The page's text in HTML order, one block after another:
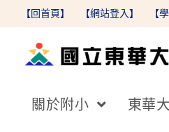
【回首頁】 【網站登入】 【
關於附小 東華